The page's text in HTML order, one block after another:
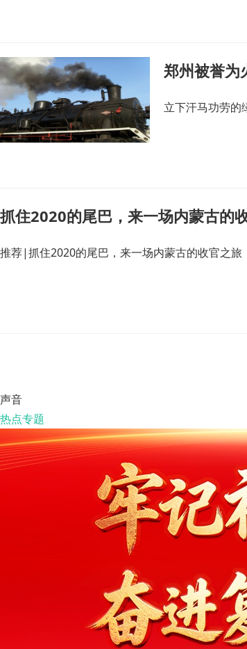
郑州被誉为
立下汗马功劳的
抓住2020的尾巴，来一场内蒙古的
推荐|抓住2020的尾巴，来一场内蒙古的收官
声音
热点专题